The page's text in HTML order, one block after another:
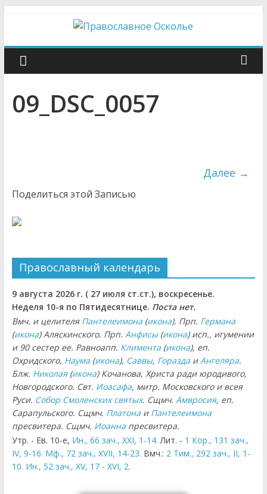
Православное
Осколье
Информационный
09_DSC_0057
Далее →
Поделиться этой Записью
Православный календарь
9 августа 2026 г. ( 27 июля ст.ст.), воскресенье.
Неделя 10-я по Пятидесятнице. Поста нет.
Вмч. и целителя Пантелеимона(икона). Прп. Германа
(икона) Аляскинского. Прп. Анфисы(икона) исп., игумении
и 90 сестер ее. Равноапп. Климента(икона), еп.
Охридского, Наума(икона), Саввы, ГораздаиАнгеляра.
Блж. Николая(икона) Кочанова, Христа ради юродивого,
Новгородского. Свт. Иоасафа, митр. Московского и всея
Руси. Собор Смоленских святых. Сщмч. Амвросия, еп.
Сарапульского. Сщмч. Платонаи Пантелеимона
пресвитера. Сщмч. Иоаннапресвитера.
Утр. - Ев. 10-е, Ин., 66 зач., XXI, 1-14. Лит. - 1 Кор., 131 зач.,
IV, 9-16. Мф., 72 зач., XVII, 14-23. Вмч.: 2 Тим., 292 зач., II, 1-
10. Ин., 52 зач., XV, 17 - XVI, 2.